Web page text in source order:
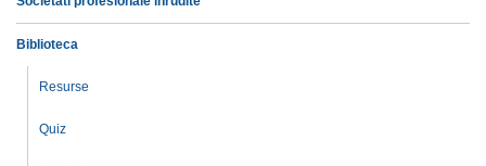
Biblioteca
Resurse
Quiz